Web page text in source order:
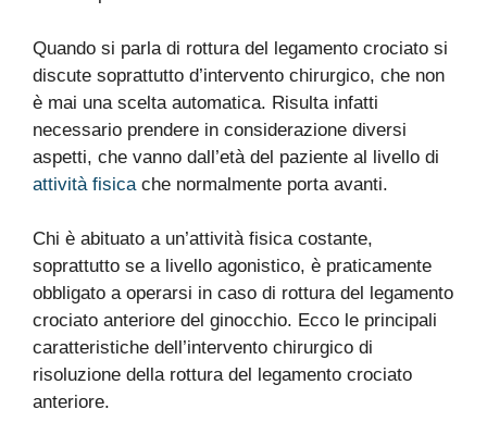
Quando si parla di rottura del legamento crociato si
discute soprattutto d’intervento chirurgico, che non
è mai una scelta automatica. Risulta infatti
necessario prendere in considerazione diversi
aspetti, che vanno dall’età del paziente al livello di
attività fisica che normalmente porta avanti.
Chi è abituato a un’attività fisica costante,
soprattutto se a livello agonistico, è praticamente
obbligato a operarsi in caso di rottura del legamento
crociato anteriore del ginocchio. Ecco le principali
caratteristiche dell’intervento chirurgico di
risoluzione della rottura del legamento crociato
anteriore.